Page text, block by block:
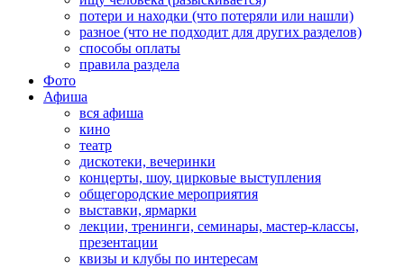
потери и находки (что потеряли или нашли)
разное (что не подходит для других разделов)
способы оплаты
правила раздела
Фото
Афиша
вся афиша
кино
театр
дискотеки, вечеринки
концерты, шоу, цирковые выступления
общегородские мероприятия
выставки, ярмарки
лекции, тренинги, семинары, мастер-классы,
презентации
квизы и клубы по интересам